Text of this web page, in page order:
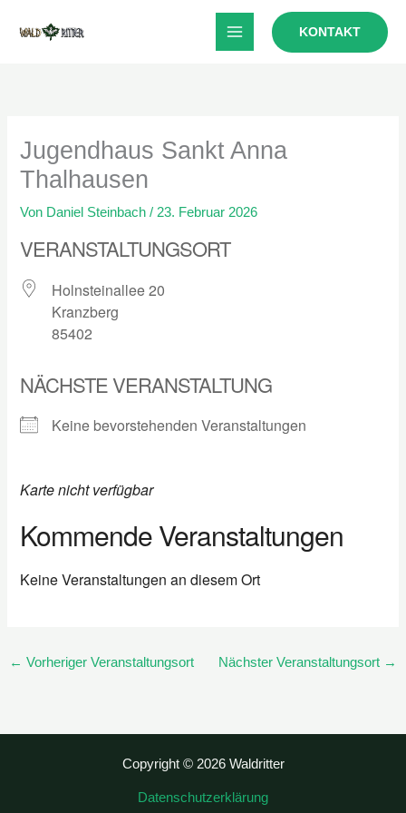
Inhalt
KONTAKT
Jugendhaus Sankt Anna
Thalhausen
Von Daniel Steinbach/23. Februar 2026
VERANSTALTUNGSORT
Holnsteinallee 20
Kranzberg
85402
NÄCHSTE VERANSTALTUNG
Keine bevorstehenden Veranstaltungen
Karte nicht verfügbar
Kommende Veranstaltungen
Keine Veranstaltungen an diesem Ort
← Vorheriger Veranstaltungsort Nächster Veranstaltungsort →
Copyright © 2026 Waldritter
Datenschutzerklärung